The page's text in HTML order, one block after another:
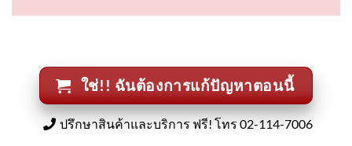
ใช่!! ฉันต้องการแก้ปัญหาตอนนี้
ปรึกษาสินค้าและบริการ ฟรี! โทร 02-114-7006